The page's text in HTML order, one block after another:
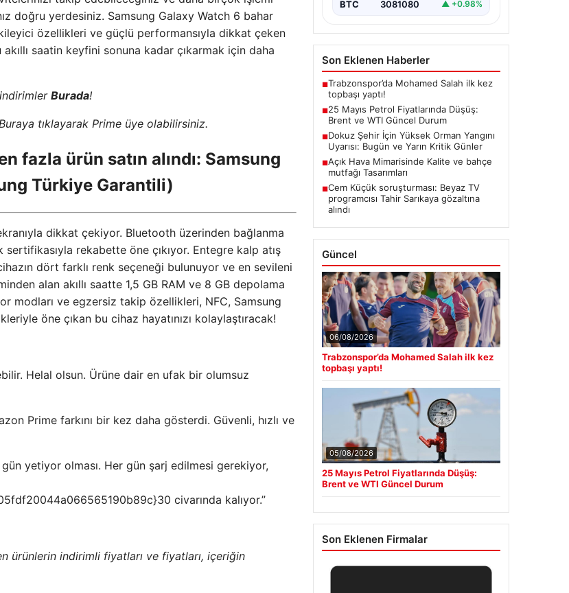
doğru yerdesiniz. Samsung Galaxy Watch 6 bahar
özellikleri ve güçlü performansıyla dikkat çeken
saatin keyfini sonuna kadar çıkarmak için daha
Burada!
tıklayarak Prime üye olabilirsiniz.
fazla ürün satın alındı: Samsung
Türkiye Garantili)
dikkat çekiyor. Bluetooth üzerinden bağlanma
rekabette öne çıkıyor. Entegre kalp atış
dört farklı renk seçeneği bulunuyor ve en sevileni
alan akıllı saatte 1,5 GB RAM ve 8 GB depolama
modları ve egzersiz takip özellikleri, NFC, Samsung
öne çıkan bu cihaz hayatınızı kolaylaştıracak!
Helal olsun. Ürüne dair en ufak bir olumsuz
Prime farkını bir kez daha gösterdi. Güvenli, hızlı ve
yetiyor olması. Her gün şarj edilmesi gerekiyor,
civarında kalıyor.”
ürünlerin indirimli fiyatları ve fiyatları, içeriğin
BTC 3081080 ▲ +0.98%
Son Eklenen Haberler
■Trabzonspor’da Mohamed Salah ilk kez
topbaşı yaptı!
■25 Mayıs Petrol Fiyatlarında Düşüş:
Brent ve WTI Güncel Durum
■Dokuz Şehir İçin Yüksek Orman Yangını
Uyarısı: Bugün ve Yarın Kritik Günler
■Açık Hava Mimarisinde Kalite ve bahçe
mutfağı Tasarımları
■Cem Küçük soruşturması: Beyaz TV
programcısı Tahir Sarıkaya gözaltına
alındı
Güncel
06/08/2026
Trabzonspor’da Mohamed Salah ilk kez
topbaşı yaptı!
05/08/2026
25 Mayıs Petrol Fiyatlarında Düşüş:
Brent ve WTI Güncel Durum
Son Eklenen Firmalar